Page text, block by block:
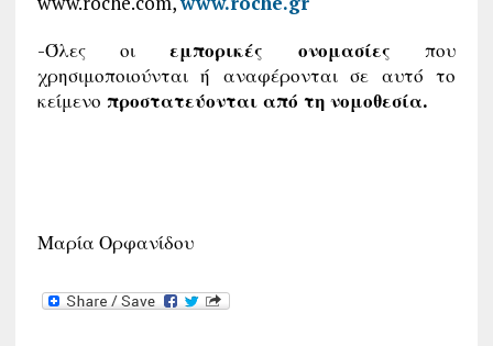
-Όλες οι εμπορικές ονομασίες που
χρησιμοποιούνται ή αναφέρονται σε αυτό το
κείμενο προστατεύονται από τη νομοθεσία.
Μαρία Ορφανίδου